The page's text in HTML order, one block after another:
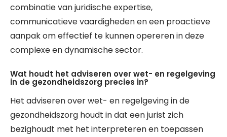
combinatie van juridische expertise,
communicatieve vaardigheden en een proactieve
aanpak om effectief te kunnen opereren in deze
complexe en dynamische sector.
Wat houdt het adviseren over wet- en regelgeving
in de gezondheidszorg precies in?
Het adviseren over wet- en regelgeving in de
gezondheidszorg houdt in dat een jurist zich
bezighoudt met het interpreteren en toepassen